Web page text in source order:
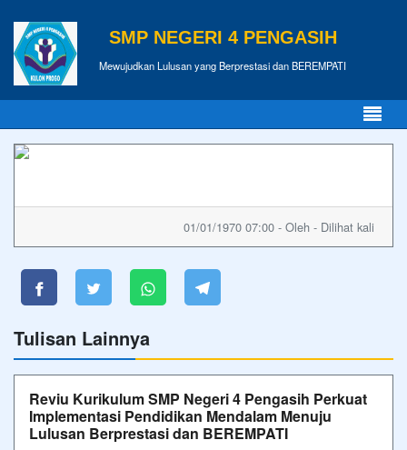
SMP NEGERI 4 PENGASIH
Mewujudkan Lulusan yang Berprestasi dan BEREMPATI
01/01/1970 07:00 - Oleh - Dilihat kali
Tulisan Lainnya
Reviu Kurikulum SMP Negeri 4 Pengasih Perkuat
Implementasi Pendidikan Mendalam Menuju
Lulusan Berprestasi dan BEREMPATI